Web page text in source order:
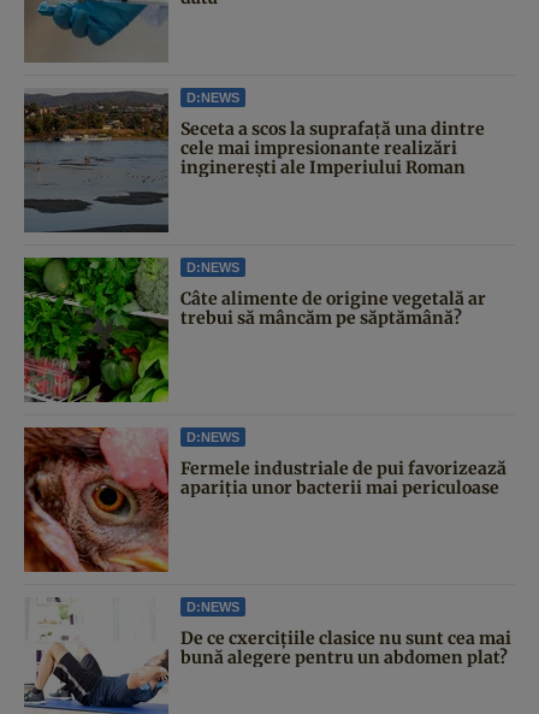
D:NEWS
Seceta a scos la suprafață una dintre
cele mai impresionante realizări
inginerești ale Imperiului Roman
D:NEWS
Câte alimente de origine vegetală ar
trebui să mâncăm pe săptămână?
D:NEWS
Fermele industriale de pui favorizează
apariția unor bacterii mai periculoase
D:NEWS
De ce cxercițiile clasice nu sunt cea mai
bună alegere pentru un abdomen plat?